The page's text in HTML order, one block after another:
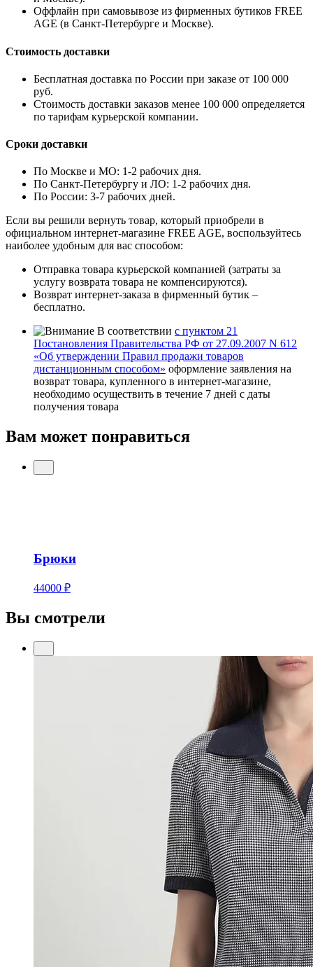
Оффлайн при самовывозе из фирменных бутиков FREE
AGE (в Санкт-Петербурге и Москве).
Стоимость доставки
Бесплатная доставка по России при заказе от 100 000
руб.
Стоимость доставки заказов менее 100 000 определяется
по тарифам курьерской компании.
Сроки доставки
По Москве и МО: 1-2 рабочих дня.
По Санкт-Петербургу и ЛО: 1-2 рабочих дня.
По России: 3-7 рабочих дней.
Если вы решили вернуть товар, который приобрели в
официальном интернет-магазине FREE AGE, воспользуйтесь
наиболее удобным для вас способом:
Отправка товара курьерской компанией (затраты за
услугу возврата товара не компенсируются).
Возврат интернет-заказа в фирменный бутик –
бесплатно.
В соответствии с пунктом 21
Постановления Правительства РФ от 27.09.2007 N 612
«Об утверждении Правил продажи товаров
дистанционным способом» оформление заявления на
возврат товара, купленного в интернет-магазине,
необходимо осуществить в течение 7 дней с даты
получения товара
Вам может понравиться
Брюки
44000 ₽
Вы смотрели